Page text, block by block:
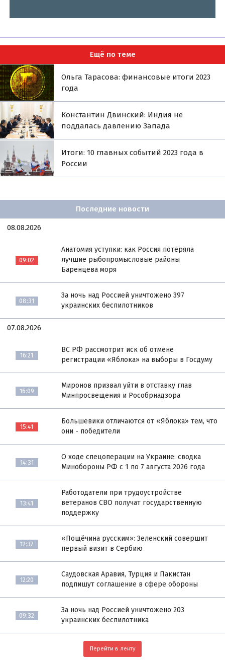
Ещё по теме
Ольга Тарасова: финансовые итоги 2023
года
Константин Двинский: Индия не
поддалась давлению Запада
Итоги: 10 главных событий 2023 года в
России
Последние новости
08.08.2026
09:02
Анатомия уступки: как Россия потеряла
лучшие рыбопромысловые районы
Баренцева моря
08:31
За ночь над Россией уничтожено 397
украинских беспилотников
07.08.2026
16:21
ВС РФ рассмотрит иск об отмене
регистрации «Яблока» на выборы в Госдуму
16:09
Миронов призвал уйти в отставку глав
Минпросвещения и Рособрнадзора
15:41
Большевики отличаются от «Яблока» тем, что
они - победители
14:31
О ходе спецоперации на Украине: сводка
Минобороны РФ с 1 по 7 августа 2026 года
13:41
Работодатели при трудоустройстве
ветеранов СВО получат государственную
поддержку
12:37
«Пощёчина русским»: Зеленский совершит
первый визит в Сербию
12:20
Саудовская Аравия, Турция и Пакистан
подпишут соглашение в сфере обороны
09:32
За ночь над Россией уничтожено 203
украинских беспилотника
Перейти в ленту